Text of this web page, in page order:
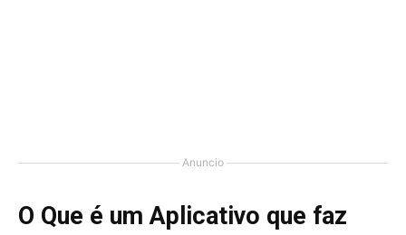
Anuncio
O Que é um Aplicativo que faz